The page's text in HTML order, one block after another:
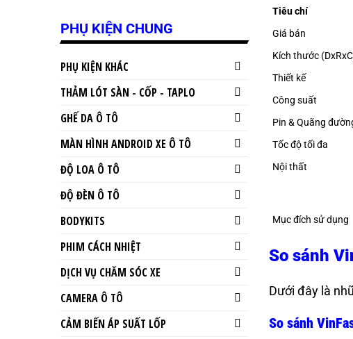
Tiêu chí
Giá bán
Kích thước
Thiết kế
Công suất
Pin & Quãng
Tốc độ tối đa
Nội thất
Mục đích sử dụng
So sánh
Dưới đây là
So sánh
PHỤ KIỆN CHUNG
PHỤ KIỆN KHÁC
THẢM LÓT SÀN - CỐP - TAPLO
GHẾ DA Ô TÔ
MÀN HÌNH ANDROID XE Ô TÔ
ĐỘ LOA Ô TÔ
ĐỘ ĐÈN Ô TÔ
BODYKITS
PHIM CÁCH NHIỆT
DỊCH VỤ CHĂM SÓC XE
CAMERA Ô TÔ
CẢM BIẾN ÁP SUẤT LỐP